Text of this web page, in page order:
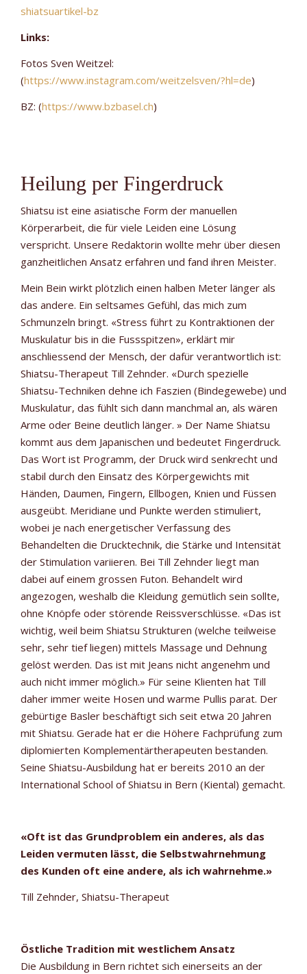
shiatsuartikel-bz
Links:
Fotos Sven Weitzel:
(https://www.instagram.com/weitzelsven/?hl=de)
BZ: (https://www.bzbasel.ch)
Heilung per Fingerdruck
Shiatsu ist eine asiatische Form der manuellen
Körperarbeit, die für viele Leiden eine Lösung
verspricht. Unsere Redaktorin wollte mehr über diesen
ganzheitlichen Ansatz erfahren und fand ihren Meister.
Mein Bein wirkt plötzlich einen halben Meter länger als
das andere. Ein seltsames Gefühl, das mich zum
Schmunzeln bringt. «Stress führt zu Kontraktionen der
Muskulatur bis in die Fussspitzen», erklärt mir
anschliessend der Mensch, der dafür verantwortlich ist:
Shiatsu-Therapeut Till Zehnder. «Durch spezielle
Shiatsu-Techniken dehne ich Faszien (Bindegewebe) und
Muskulatur, das fühlt sich dann manchmal an, als wären
Arme oder Beine deutlich länger. » Der Name Shiatsu
kommt aus dem Japanischen und bedeutet Fingerdruck.
Das Wort ist Programm, der Druck wird senkrecht und
stabil durch den Einsatz des Körpergewichts mit
Händen, Daumen, Fingern, Ellbogen, Knien und Füssen
ausgeübt. Meridiane und Punkte werden stimuliert,
wobei je nach energetischer Verfassung des
Behandelten die Drucktechnik, die Stärke und Intensität
der Stimulation variieren. Bei Till Zehnder liegt man
dabei auf einem grossen Futon. Behandelt wird
angezogen, weshalb die Kleidung gemütlich sein sollte,
ohne Knöpfe oder störende Reissverschlüsse. «Das ist
wichtig, weil beim Shiatsu Strukturen (welche teilweise
sehr, sehr tief liegen) mittels Massage und Dehnung
gelöst werden. Das ist mit Jeans nicht angenehm und
auch nicht immer möglich.» Für seine Klienten hat Till
daher immer weite Hosen und warme Pullis parat. Der
gebürtige Basler beschäftigt sich seit etwa 20 Jahren
mit Shiatsu. Gerade hat er die Höhere Fachprüfung zum
diplomierten Komplementärtherapeuten bestanden.
Seine Shiatsu-Ausbildung hat er bereits 2010 an der
International School of Shiatsu in Bern (Kiental) gemacht.
«Oft ist das Grundproblem ein anderes, als das
Leiden vermuten lässt, die Selbstwahrnehmung
des Kunden oft eine andere, als ich wahrnehme.»
Till Zehnder, Shiatsu-Therapeut
Östliche Tradition mit westlichem Ansatz
Die Ausbildung in Bern richtet sich einerseits an der